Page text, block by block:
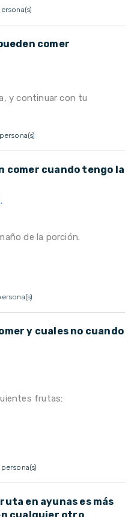
comer
y continuar con tu
comer cuando tengo la
de la porción.
y cuales no cuando
frutas:
en ayunas es más